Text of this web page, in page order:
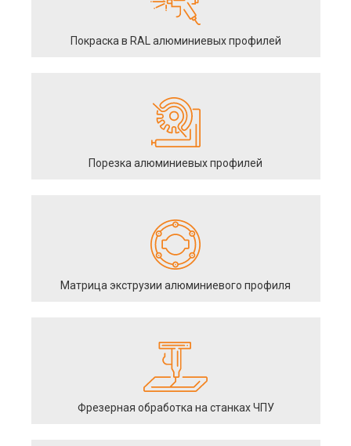
Покраска в RAL алюминиевых профилей
Порезка алюминиевых профилей
Матрица экструзии алюминиевого профиля
Фрезерная обработка на станках ЧПУ